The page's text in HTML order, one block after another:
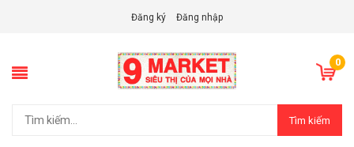
Đăng ký Đăng nhập
0
Tìm kiếm